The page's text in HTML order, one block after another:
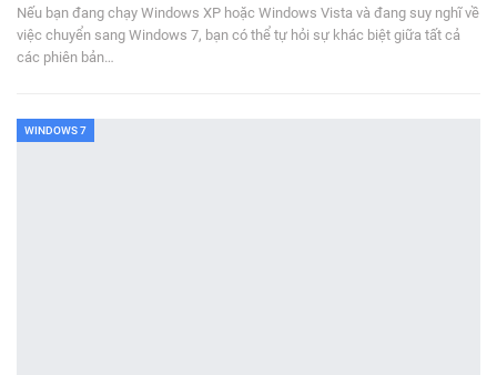
Nếu bạn đang chạy Windows XP hoặc Windows Vista và đang suy nghĩ về
việc chuyển sang Windows 7, bạn có thể tự hỏi sự khác biệt giữa tất cả
các phiên bản…
WINDOWS 7